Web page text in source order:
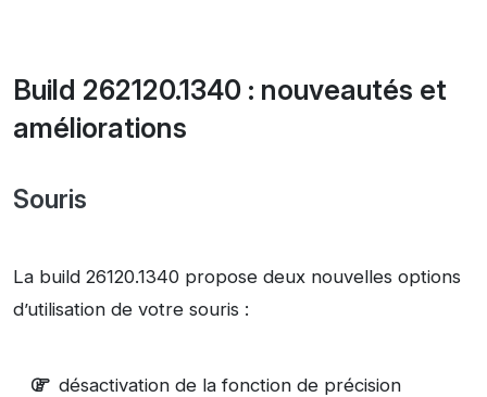
Build 262120.1340 : nouveautés et
améliorations
Souris
La build 26120.1340 propose deux nouvelles options
d’utilisation de votre souris :
désactivation de la fonction de précision